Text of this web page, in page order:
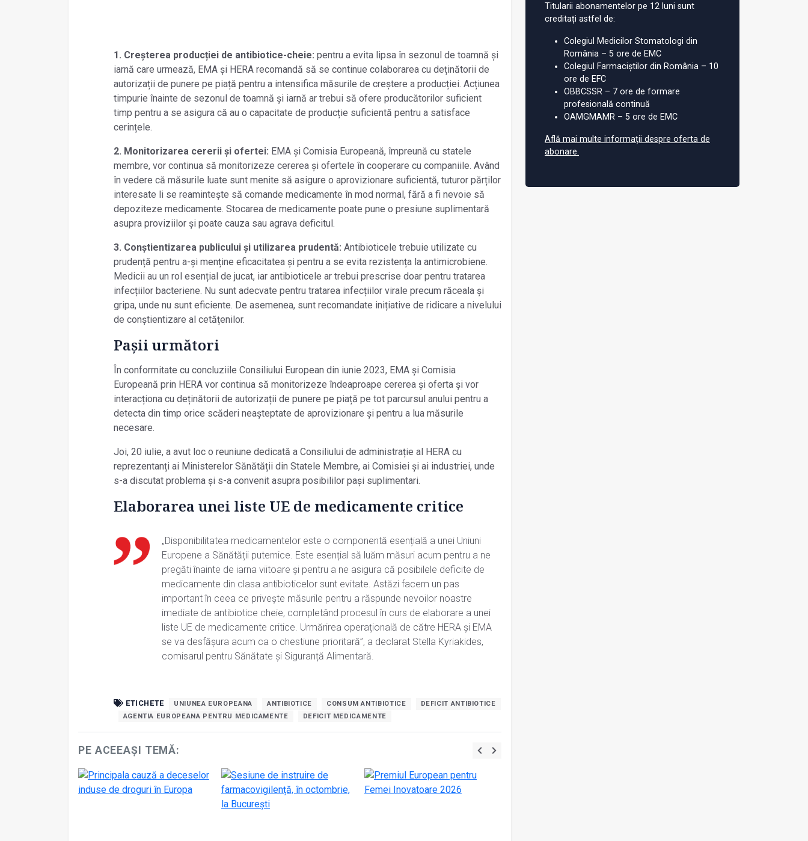
1. Creșterea producției de antibiotice-cheie: pentru a evita lipsa în sezonul de toamnă și
iarnă care urmează, EMA și HERA recomandă să se continue colaborarea cu deținătorii de
autorizații de punere pe piață pentru a intensifica măsurile de creștere a producției. Acțiunea
timpurie înainte de sezonul de toamnă și iarnă ar trebui să ofere producătorilor suficient
timp pentru a se asigura că au o capacitate de producție suficientă pentru a satisface
cerințele.
2. Monitorizarea cererii și ofertei: EMA și Comisia Europeană, împreună cu statele
membre, vor continua să monitorizeze cererea și ofertele în cooperare cu companiile. Având
în vedere că măsurile luate sunt menite să asigure o aprovizionare suficientă, tuturor părților
interesate li se reamintește să comande medicamente în mod normal, fără a fi nevoie să
depoziteze medicamente. Stocarea de medicamente poate pune o presiune suplimentară
asupra proviziilor și poate cauza sau agrava deficitul.
3. Conștientizarea publicului și utilizarea prudentă: Antibioticele trebuie utilizate cu
prudență pentru a-și menține eficacitatea și pentru a se evita rezistența la antimicrobiene.
Medicii au un rol esențial de jucat, iar antibioticele ar trebui prescrise doar pentru tratarea
infecțiilor bacteriene. Nu sunt adecvate pentru tratarea infecțiilor virale precum răceala și
gripa, unde nu sunt eficiente. De asemenea, sunt recomandate inițiative de ridicare a nivelului
de conștientizare al cetățenilor.
Pașii următori
În conformitate cu concluziile Consiliului European din iunie 2023, EMA și Comisia
Europeană prin HERA vor continua să monitorizeze îndeaproape cererea și oferta și vor
interacționa cu deținătorii de autorizații de punere pe piață pe tot parcursul anului pentru a
detecta din timp orice scăderi neașteptate de aprovizionare și pentru a lua măsurile
necesare.
Joi, 20 iulie, a avut loc o reuniune dedicată a Consiliului de administrație al HERA cu
reprezentanți ai Ministerelor Sănătății din Statele Membre, ai Comisiei și ai industriei, unde
s-a discutat problema și s-a convenit asupra posibililor pași suplimentari.
Elaborarea unei liste UE de medicamente critice
„Disponibilitatea medicamentelor este o componentă esențială a unei Uniuni
Europene a Sănătății puternice. Este esențial să luăm măsuri acum pentru a ne
pregăti înainte de iarna viitoare și pentru a ne asigura că posibilele deficite de
medicamente din clasa antibioticelor sunt evitate. Astăzi facem un pas
important în ceea ce privește măsurile pentru a răspunde nevoilor noastre
imediate de antibiotice cheie, completând procesul în curs de elaborare a unei
liste UE de medicamente critice. Urmărirea operațională de către HERA și EMA
se va desfășura acum ca o chestiune prioritară”, a declarat Stella Kyriakides,
comisarul pentru Sănătate și Siguranță Alimentară.
ETICHETE UNIUNEA EUROPEANA ANTIBIOTICE CONSUM ANTIBIOTICE
DEFICIT ANTIBIOTICE
AGENTIA EUROPEANA PENTRU MEDICAMENTE
DEFICIT MEDICAMENTE
PE ACEEAȘI TEMĂ:
Titularii abonamentelor pe 12 luni sunt
creditați astfel de:
Colegiul Medicilor Stomatologi din
România – 5 ore de EMC
Colegiul Farmaciștilor din România – 10
ore de EFC
OBBCSSR – 7 ore de formare
profesională continuă
OAMGMAMR – 5 ore de EMC
Află mai multe informații despre oferta de
abonare.